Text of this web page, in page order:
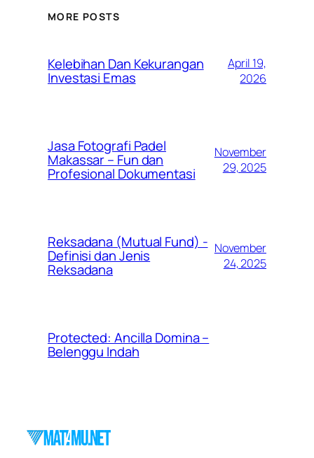
MORE POSTS
Kelebihan Dan Kekurangan
Investasi Emas
April 19,
2026
Jasa Fotografi Padel
Makassar – Fun dan
Profesional Dokumentasi
November
29, 2025
Reksadana (Mutual Fund) -
Definisi dan Jenis
Reksadana
November
24, 2025
Protected: Ancilla Domina –
Belenggu Indah